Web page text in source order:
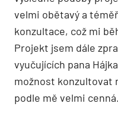
velmi obětavý a
konzultace, což mi
Projekt jsem dále
vyučujících pana
možnost konzultovat
podle mě velmi cenná.